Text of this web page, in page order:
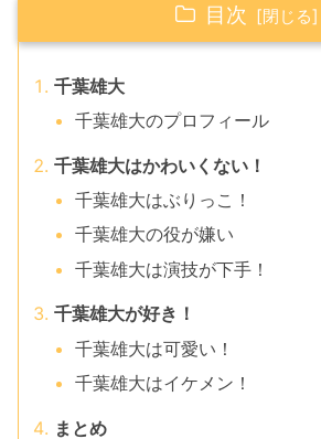
目次
千葉雄大
千葉雄大のプロフィール
千葉雄大はかわいくない！
千葉雄大はぶりっこ！
千葉雄大の役が嫌い
千葉雄大は演技が下手！
千葉雄大が好き！
千葉雄大は可愛い！
千葉雄大はイケメン！
まとめ